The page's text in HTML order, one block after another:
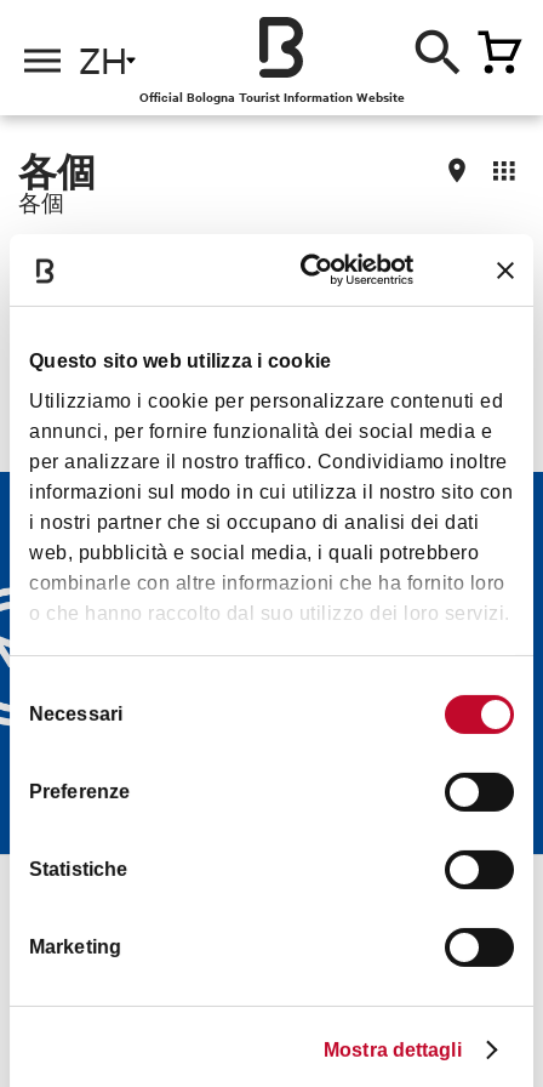
Questo sito web utilizza i cookie
Utilizziamo i cookie per personalizzare contenuti ed
annunci, per fornire funzionalità dei social media e
per analizzare il nostro traffico. Condividiamo inoltre
informazioni sul modo in cui utilizza il nostro sito con
i nostri partner che si occupano di analisi dei dati
web, pubblicità e social media, i quali potrebbero
combinarle con altre informazioni che ha fornito loro
o che hanno raccolto dal suo utilizzo dei loro servizi.
delNecessari
Preferenze
Statistiche
Marketing
Mostra dettagli
ZH
Official Bologna Tourist Information Website
各個
各個
找不到查询的结果
电子通讯
探索博洛尼亚欢迎中心
的电子通讯，选择最适
讯、实用贴士、导览行
程，直接送达您的收件